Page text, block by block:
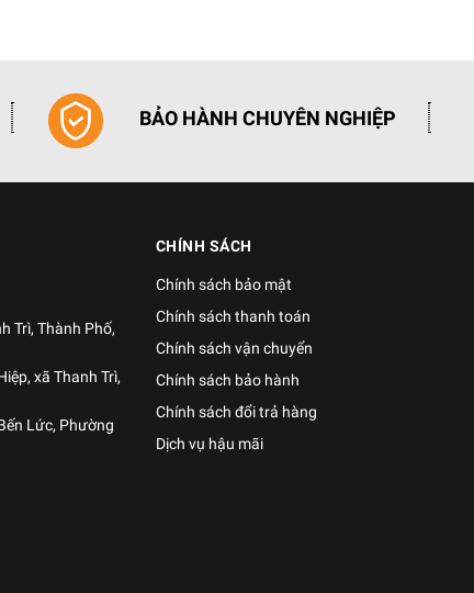
BẢO HÀNH CHUYÊN NGHIỆP
Trì, Thành Phố,
xã Thanh Trì,
Lức, Phường
CHÍNH SÁCH
Chính sách bảo mật
Chính sách thanh toán
Chính sách vận chuyển
Chính sách bảo hành
Chính sách đổi trả hàng
Dịch vụ hậu mãi